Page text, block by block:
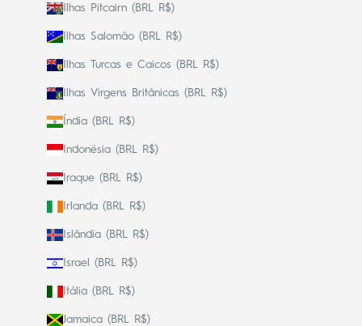
Ilhas Pitcairn (BRL R$)
Ilhas Salomão (BRL R$)
Ilhas Turcas e Caicos (BRL R$)
Ilhas Virgens Britânicas (BRL R$)
Índia (BRL R$)
Indonésia (BRL R$)
Iraque (BRL R$)
Irlanda (BRL R$)
Islândia (BRL R$)
Israel (BRL R$)
Itália (BRL R$)
Jamaica (BRL R$)